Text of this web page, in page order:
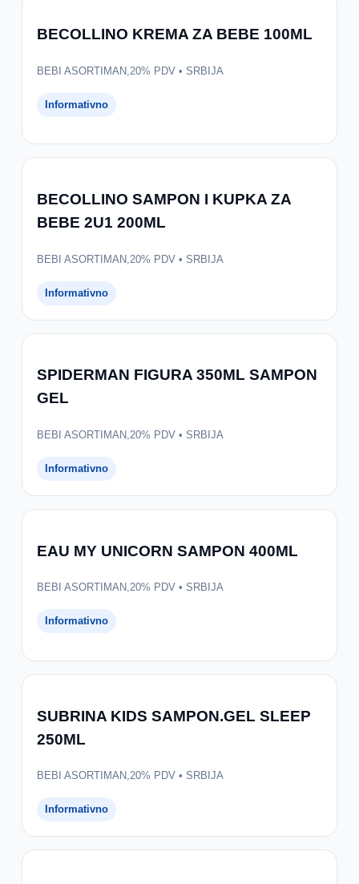
BECOLLINO KREMA ZA BEBE 100ML
BEBI ASORTIMAN,20% PDV • SRBIJA
Informativno
BECOLLINO SAMPON I KUPKA ZA
BEBE 2U1 200ML
BEBI ASORTIMAN,20% PDV • SRBIJA
Informativno
SPIDERMAN FIGURA 350ML SAMPON
GEL
BEBI ASORTIMAN,20% PDV • SRBIJA
Informativno
EAU MY UNICORN SAMPON 400ML
BEBI ASORTIMAN,20% PDV • SRBIJA
Informativno
SUBRINA KIDS SAMPON.GEL SLEEP
250ML
BEBI ASORTIMAN,20% PDV • SRBIJA
Informativno